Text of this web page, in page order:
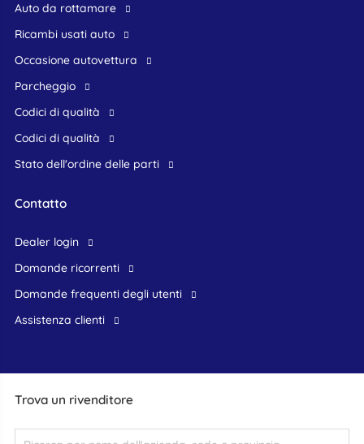
Trova un rivenditore
Auto da rottamare
Ricambi usati auto
occasione autovettura
Parcheggio
Codici di qualità
Codici di qualità
Stato dell'ordine delle parti
Contatto
dealer login
domande ricorrenti
domande frequenti degli utenti
assistenza clienti